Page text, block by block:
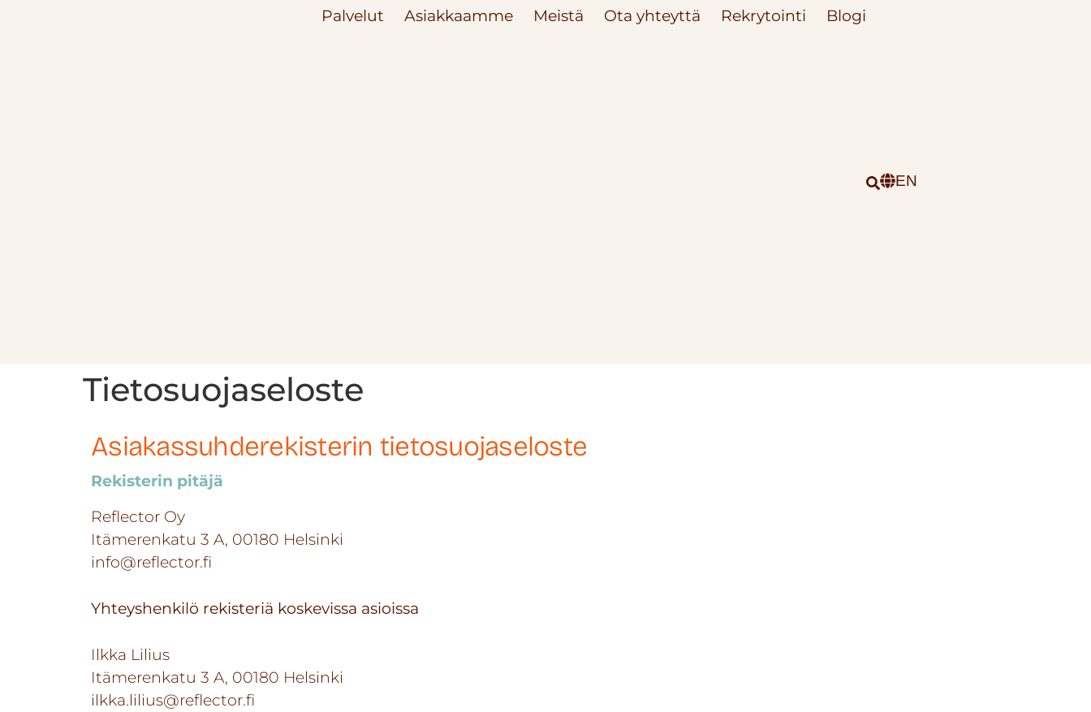
Palvelut Asiakkaamme Meistä Ota yhteyttä Rekrytointi Blogi
EN
Tietosuojaseloste
Asiakassuhderekisterin tietosuojaseloste
Rekisterin pitäjä
Reflector Oy
Itämerenkatu 3 A, 00180 Helsinki
info@reflector.fi
Yhteyshenkilö rekisteriä koskevissa asioissa
Ilkka Lilius
Itämerenkatu 3 A, 00180 Helsinki
ilkka.lilius@reflector.fi